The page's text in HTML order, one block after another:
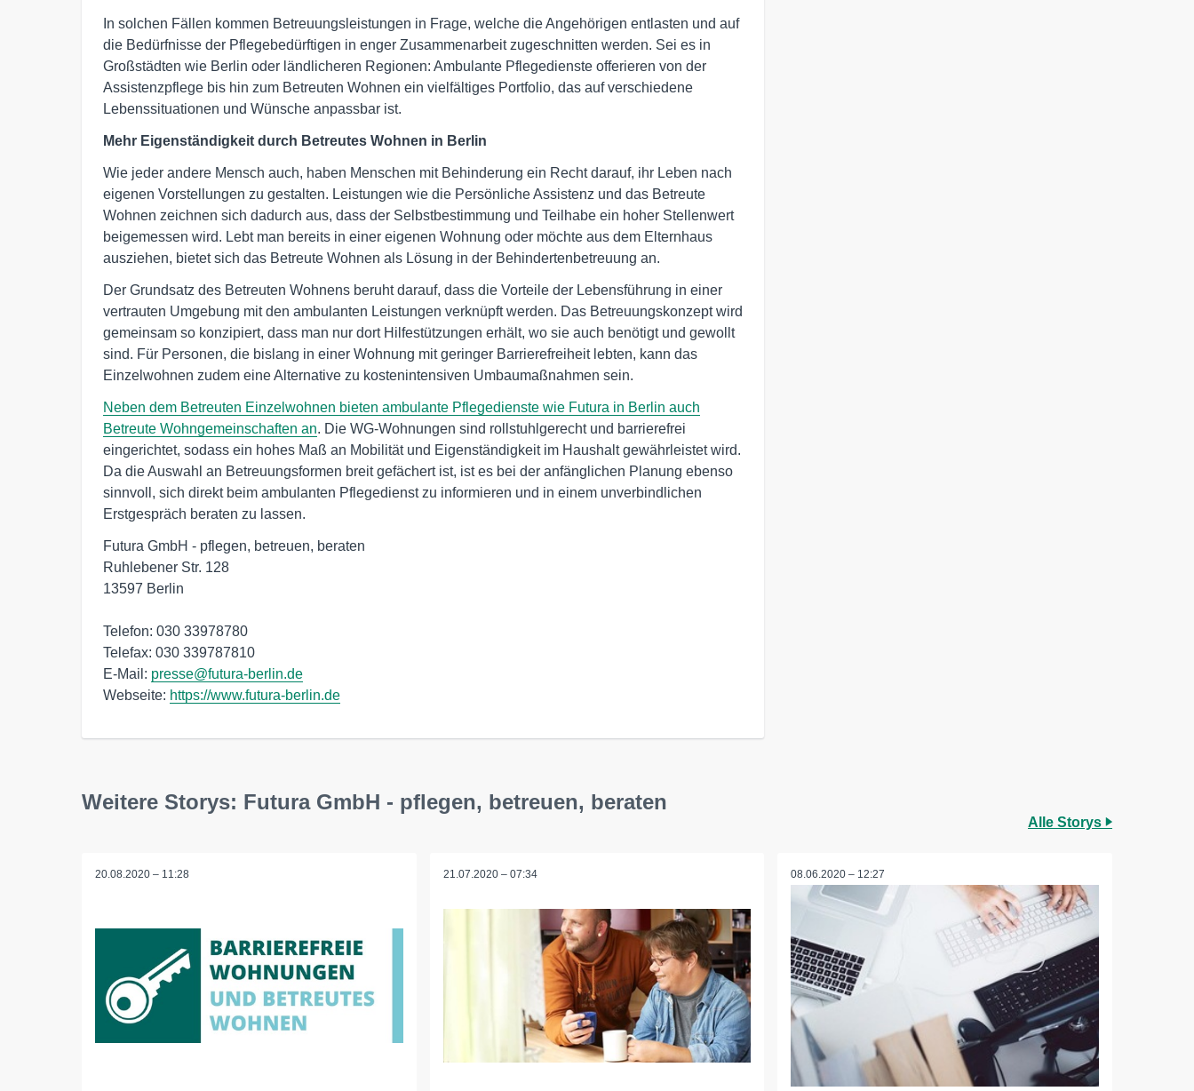
In solchen Fällen kommen Betreuungsleistungen in Frage, welche die Angehörigen entlasten und auf
die Bedürfnisse der Pflegebedürftigen in enger Zusammenarbeit zugeschnitten werden. Sei es in
Großstädten wie Berlin oder ländlicheren Regionen: Ambulante Pflegedienste offerieren von der
Assistenzpflege bis hin zum Betreuten Wohnen ein vielfältiges Portfolio, das auf verschiedene
Lebenssituationen und Wünsche anpassbar ist.
Mehr Eigenständigkeit durch Betreutes Wohnen in Berlin
Wie jeder andere Mensch auch, haben Menschen mit Behinderung ein Recht darauf, ihr Leben nach
eigenen Vorstellungen zu gestalten. Leistungen wie die Persönliche Assistenz und das Betreute
Wohnen zeichnen sich dadurch aus, dass der Selbstbestimmung und Teilhabe ein hoher Stellenwert
beigemessen wird. Lebt man bereits in einer eigenen Wohnung oder möchte aus dem Elternhaus
ausziehen, bietet sich das Betreute Wohnen als Lösung in der Behindertenbetreuung an.
Der Grundsatz des Betreuten Wohnens beruht darauf, dass die Vorteile der Lebensführung in einer
vertrauten Umgebung mit den ambulanten Leistungen verknüpft werden. Das Betreuungskonzept wird
gemeinsam so konzipiert, dass man nur dort Hilfestützungen erhält, wo sie auch benötigt und gewollt
sind. Für Personen, die bislang in einer Wohnung mit geringer Barrierefreiheit lebten, kann das
Einzelwohnen zudem eine Alternative zu kostenintensiven Umbaumaßnahmen sein.
Neben dem Betreuten Einzelwohnen bieten ambulante Pflegedienste wie Futura in Berlin auch
Betreute Wohngemeinschaften an. Die WG-Wohnungen sind rollstuhlgerecht und barrierefrei
eingerichtet, sodass ein hohes Maß an Mobilität und Eigenständigkeit im Haushalt gewährleistet wird.
Da die Auswahl an Betreuungsformen breit gefächert ist, ist es bei der anfänglichen Planung ebenso
sinnvoll, sich direkt beim ambulanten Pflegedienst zu informieren und in einem unverbindlichen
Erstgespräch beraten zu lassen.
Futura GmbH - pflegen, betreuen, beraten
Ruhlebener Str. 128
13597 Berlin
Telefon: 030 33978780
Telefax: 030 339787810
E-Mail: presse@futura-berlin.de
Webseite: https://www.futura-berlin.de
Weitere Storys: Futura GmbH - pflegen, betreuen, beraten
Alle Storys
20.08.2020 – 11:28 21.07.2020 – 07:34 08.06.2020 – 12:27